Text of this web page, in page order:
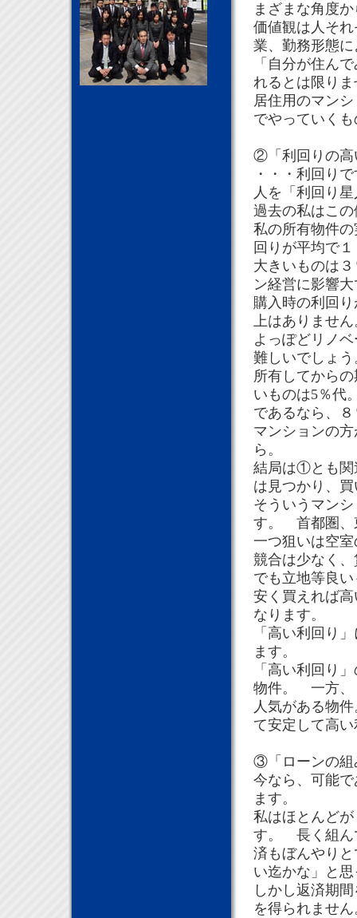
まざまな角度
価値観は人そ
業、勤務形態
「自分が住ん
れるとは限りま
居住用のマン
でやっていく
②「利回りの高
・・・利回り
人を「利回り
過去の私はこ
私の所有物件
回りが平均で
大きいものは
ン経営に影響
購入時の利回
上はありませ
よっぽどリノ
難しいでしょう
所有してから
いものは5％代
であるなら、
マンションの
ら。
結局は①とも関
は見つかり、
そういうマン
す。 首都圏、
一つ狙いは空
競合は少なく
でも立地等良
安く買えれば
なります。
「高い利回り
ます。
「高い利回り
物件。 一方、
人気がある物
て安定して高
③「ローンの
今なら、可能
ます。
私はほとんど
す。 長く組ん
済もぼんやり
い迄かな」と
しかし返済期
を得られませ